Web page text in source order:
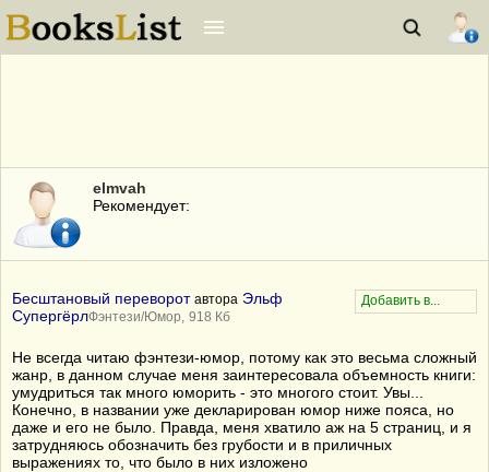
elmvah
Рекомендует:
Бесштановый переворот автора Эльф
СупергёрлФэнтези/Юмор, 918 Кб
Не всегда читаю фэнтези-юмор, потому как это весьма сложный
жанр, в данном случае меня заинтересовала объемность книги:
умудриться так много юморить - это многого стоит. Увы...
Конечно, в названии уже декларирован юмор ниже пояса, но
даже и его не было. Правда, меня хватило аж на 5 страниц, и я
затрудняюсь обозначить без грубости и в приличных
выражениях то, что было в них изложено